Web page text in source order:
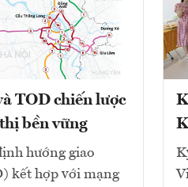
TOD chiến lược
bền vững
hướng giao
kết hợp với mạng